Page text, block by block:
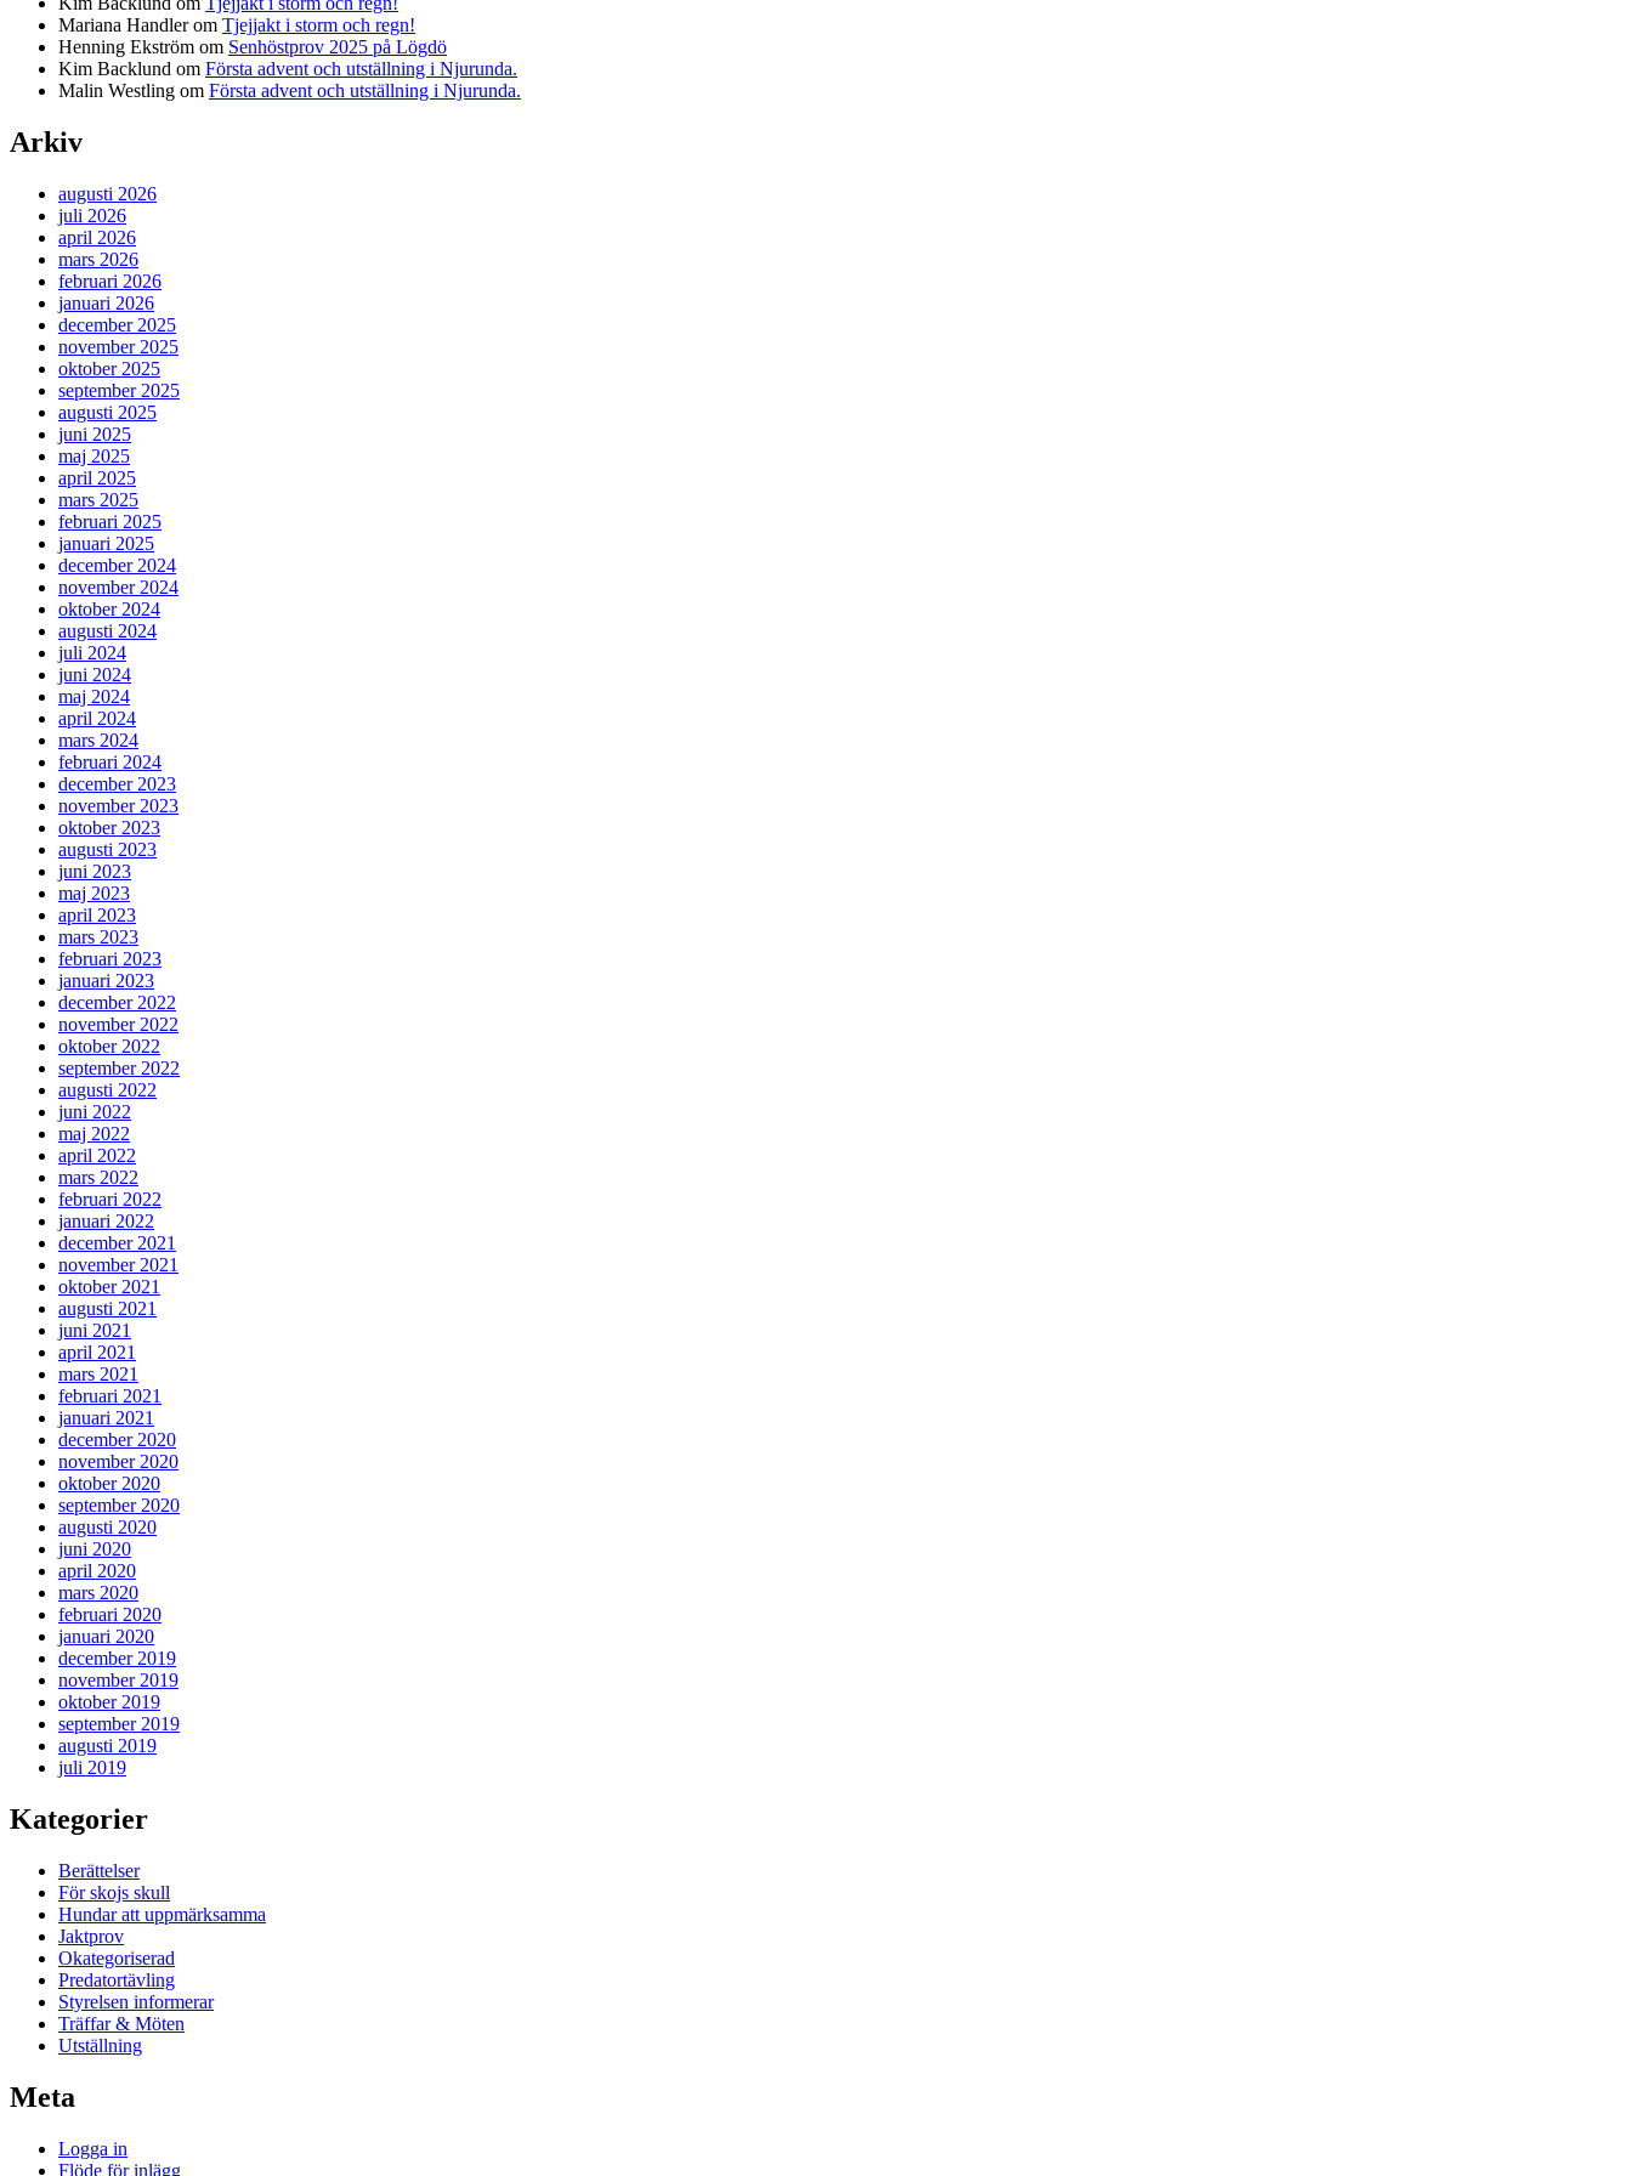
Mariana Handlerom Tjejjakt i storm och regn!
Henning Ekström om Senhöstprov 2025 på Lögdö
Kim Backlund om Första advent och utställning i Njurunda.
Malin Westling om Första advent och utställning i Njurunda.
Arkiv
augusti 2026
juli 2026
april 2026
mars 2026
februari 2026
januari 2026
december 2025
november 2025
oktober 2025
september 2025
augusti 2025
juni 2025
maj 2025
april 2025
mars 2025
februari 2025
januari 2025
december 2024
november 2024
oktober 2024
augusti 2024
juli 2024
juni 2024
maj 2024
april 2024
mars 2024
februari 2024
december 2023
november 2023
oktober 2023
augusti 2023
juni 2023
maj 2023
april 2023
mars 2023
februari 2023
januari 2023
december 2022
november 2022
oktober 2022
september 2022
augusti 2022
juni 2022
maj 2022
april 2022
mars 2022
februari 2022
januari 2022
december 2021
november 2021
oktober 2021
augusti 2021
juni 2021
april 2021
mars 2021
februari 2021
januari 2021
december 2020
november 2020
oktober 2020
september 2020
augusti 2020
juni 2020
april 2020
mars 2020
februari 2020
januari 2020
december 2019
november 2019
oktober 2019
september 2019
augusti 2019
juli 2019
Kategorier
Berättelser
För skojs skull
Hundar att uppmärksamma
Jaktprov
Okategoriserad
Predatortävling
Styrelsen informerar
Träffar & Möten
Utställning
Meta
Logga in
Flöde för inlägg